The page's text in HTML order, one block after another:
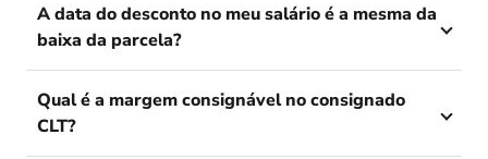
A data do desconto no meu salário é a mesma da
baixa da parcela?
Qual é a margem consignável no consignado
CLT?